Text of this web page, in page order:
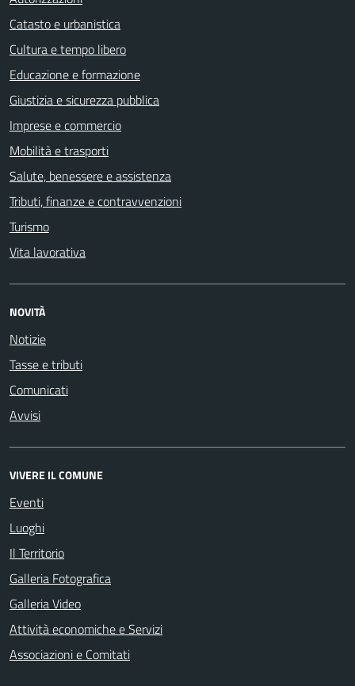
Catasto e urbanistica
Cultura e tempo libero
Educazione e formazione
Giustizia e sicurezza pubblica
Imprese e commercio
Mobilità e trasporti
Salute, benessere e assistenza
Tributi, finanze e contravvenzioni
Turismo
Vita lavorativa
NOVITÀ
Notizie
Tasse e tributi
Comunicati
Avvisi
VIVERE IL COMUNE
Eventi
Luoghi
Il Territorio
Galleria Fotografica
Galleria Video
Attività economiche e Servizi
Associazioni e Comitati